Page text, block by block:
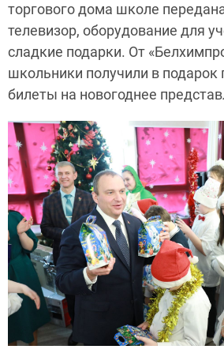
торгового дома школе
телевизор, оборудование для
сладкие подарки. От
школьники получили в подарок
билеты на новогоднее